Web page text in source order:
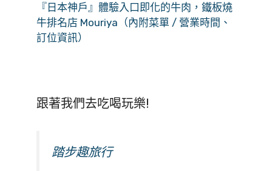
『日本神戶』體驗入口即化的牛肉，鐵板燒
牛排名店 Mouriya（內附菜單 / 營業時間、
訂位資訊）
跟著我們去吃喝玩樂!
踏步趣旅行